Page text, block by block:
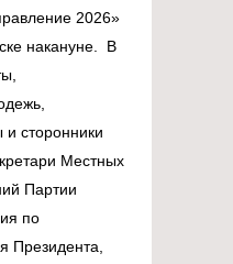
2026»
накануне. В
и сторонники
Местных
Партии
по
Президента,